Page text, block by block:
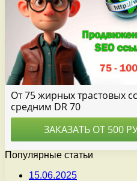
Популярные статьи
15.06.2025